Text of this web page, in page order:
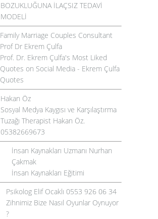
BOZUKLUĞUNA İLAÇSIZ TEDAVİ
MODELİ
Family Marriage Couples Consultant
Prof Dr Ekrem Çulfa
Prof. Dr. Ekrem Çulfa's Most Liked
Quotes on Social Media - Ekrem Çulfa
Quotes
Hakan Öz
Sosyal Medya Kaygısı ve Karşılaştırma
Tuzağı Therapist Hakan Öz.
05382669673
İnsan Kaynakları Uzmanı Nurhan
Çakmak
İnsan Kaynakları Eğitimi
Psikolog Elif Ocaklı 0553 926 06 34
Zihnimiz Bize Nasıl Oyunlar Oynuyor
?